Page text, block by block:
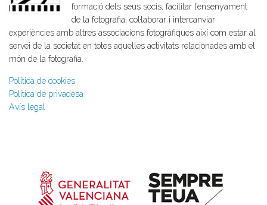
formació dels seus socis, facilitar l’ensenyament
de la fotografia, col·laborar i intercanviar
experiències amb altres associacions fotogràfiques així com estar al
servei de la societat en totes aquelles activitats relacionades amb el
món de la fotografia.
Política de cookies
Política de privadesa
Avís legal